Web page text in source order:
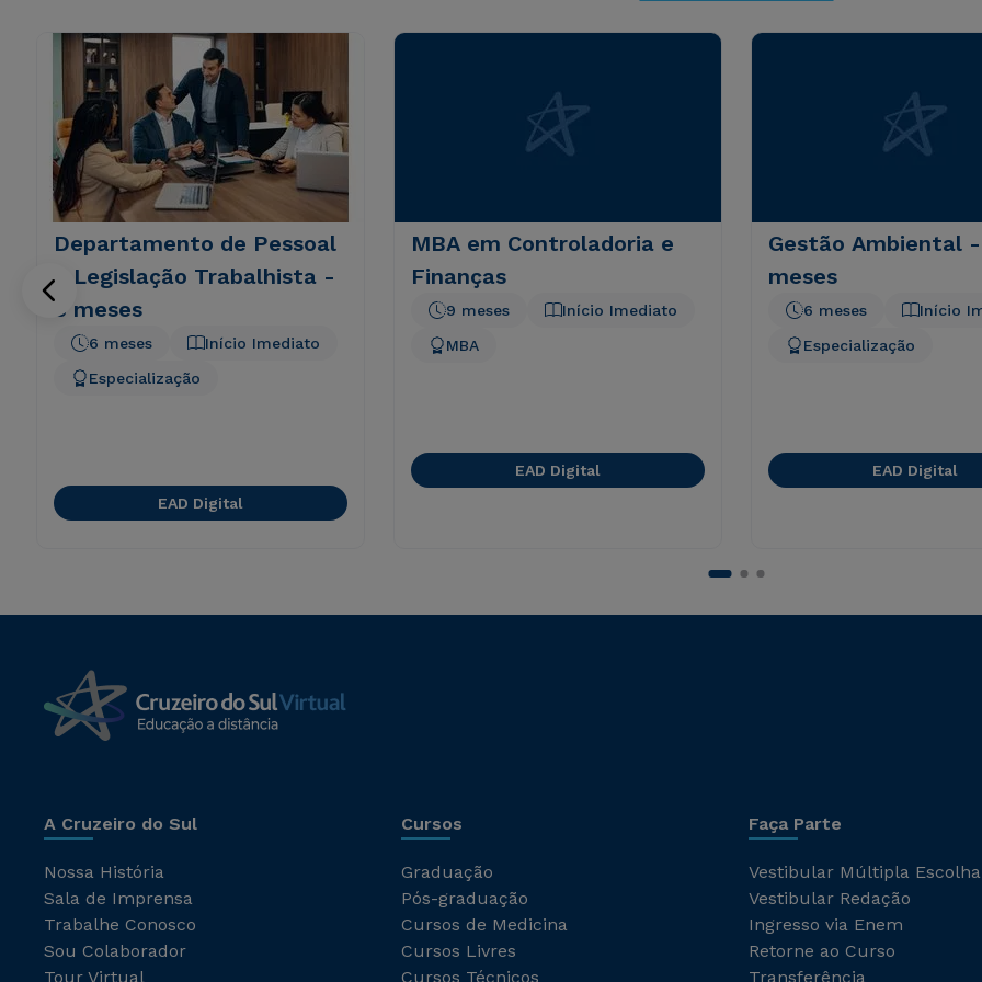
Departamento de Pessoal
e Legislação Trabalhista -
6 meses
Início Imediato
6 meses
Especialização
EAD Digital
MBA em Controladoria e
Finanças
Início Imediato
9 meses
MBA
EAD Digital
Gestão Ambiental
meses
Início
6 meses
Especialização
EAD Digital
A Cruzeiro do Sul
Nossa História
Sala de Imprensa
Trabalhe Conosco
Sou Colaborador
Tour Virtual
Cursos
Graduação
Pós-graduação
Cursos de Medicina
Cursos Livres
Cursos Técnicos
Faça Parte
Vestibular Múltipla Escolha
Vestibular Redação
Ingresso via Enem
Retorne ao Curso
Transferência